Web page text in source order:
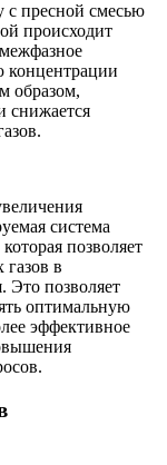
с пресной смесью
происходит
концентрации
образом,
снижается
система
позволяет
газов в
Это позволяет
оптимальную
эффективное